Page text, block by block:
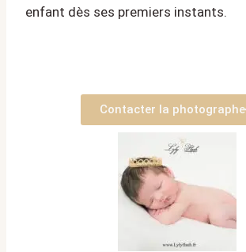
enfant dès ses premiers instants.
Contacter la photographe